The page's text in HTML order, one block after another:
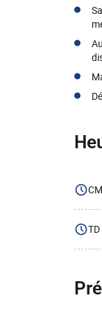
CM
TD